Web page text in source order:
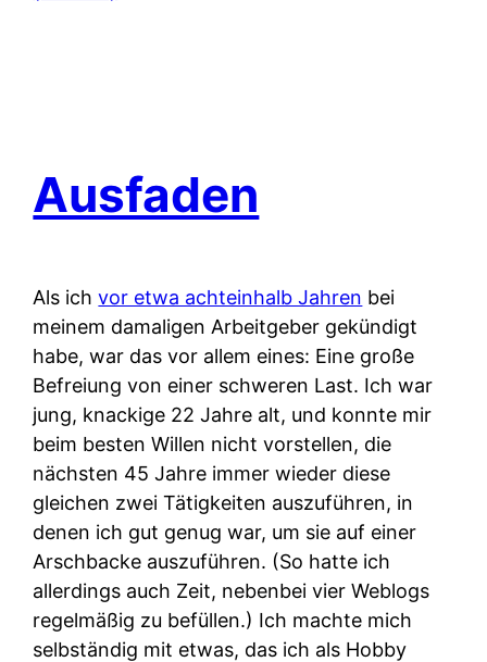
Ausfaden
Als ichvor etwa achteinhalb Jahren bei
meinem damaligen Arbeitgeber gekündigt
habe, war das vor allem eines: Eine große
Befreiung von einer schweren Last. Ich war
jung, knackige 22 Jahre alt, und konnte mir
beim besten Willen nicht vorstellen, die
nächsten 45 Jahre immer wieder diese
gleichen zwei Tätigkeiten auszuführen, in
denen ich gut genug war, um sie auf einer
Arschbacke auszuführen. (So hatte ich
allerdings auch Zeit, nebenbei vier Weblogs
regelmäßig zu befüllen.) Ich machte mich
selbständig mit etwas, das ich als Hobby